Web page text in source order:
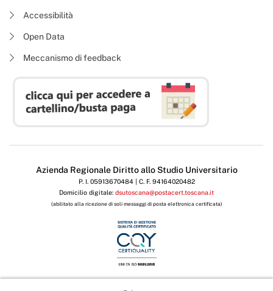
Accessibilità
Open Data
Meccanismo di feedback
Azienda Regionale Diritto allo Studio Universitario
P. I. 05913670484 | C. F. 94164020482
Domicilio digitale: dsutoscana@postacert.toscana.it
(abilitato alla ricezione di soli messaggi di posta elettronica certificata)